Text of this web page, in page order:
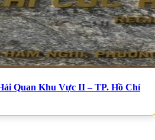
Quan Khu Vực II – TP. Hồ Chí